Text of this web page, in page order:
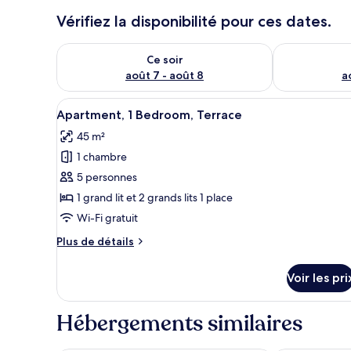
Vérifiez la disponibilité pour ces dates.
Ce soir
août 7 - août 8
Vérifier la disponibilité pour ce soir août 7 - août 8
Vérifier la
Afficher
toutes
les
photos
pour
ce
type
chambre :
Bedroom,
Terrace
Un lit bien fait, agrémenté de
18
Apartment, 1 Bedroom, Terrace
45 m²
1 chambre
5 personnes
1 grand lit et 2 grands lits 1 place
Wi-Fi gratuit
Plus de détails
Plus
le
type
de
Voir les
Hébergements similaires